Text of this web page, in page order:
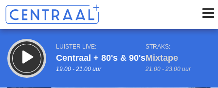
LUISTER LIVE:
Centraal + 80's & 90's
19.00 - 21.00 uur
STRAKS:
Mixtape
21.00 - 23.00 uur